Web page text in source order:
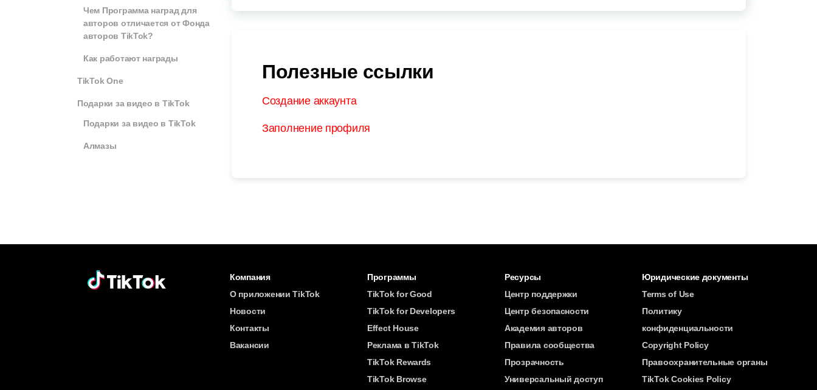
Чем Программа наград для
авторов отличается от Фонда
авторов TikTok?
Как работают награды
TikTok One
Подарки за видео в TikTok
Подарки за видео в TikTok
Алмазы
Полезные ссылки
Создание аккаунта
Заполнение профиля
Компания
О приложении TikTok
Новости
Контакты
Вакансии
Программы
TikTok for Good
TikTok for Developers
Effect House
Реклама в TikTok
TikTok Rewards
TikTok Browse
Ресурсы
Центр поддержки
Центр безопасности
Академия авторов
Правила сообщества
Прозрачность
Универсальный доступ
Юридические документы
Terms of Use
Политику
конфиденциальности
Copyright Policy
Правоохранительные органы
TikTok Cookies Policy